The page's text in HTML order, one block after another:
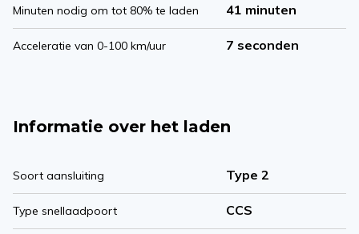
Minuten nodig om tot 80% te laden 41 minuten
Acceleratie van 0-100 km/uur 7 seconden
Informatie over het laden
Soort aansluiting Type 2
Type snellaadpoort CCS